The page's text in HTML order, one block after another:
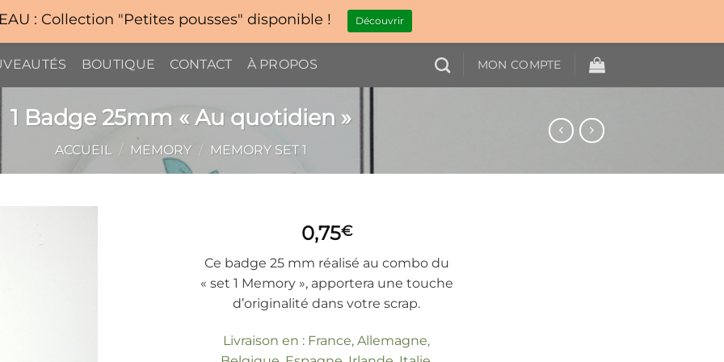
BOUTIQUE CONTACT À PROPOS MON COMPTE
1 Badge 25mm « Au quotidien »
ACCUEIL / MEMORY / MEMORY SET 1
0,75€
Ce badge 25 mm réalisé au combo du
« set 1 Memory », apportera une touche
d’originalité dans votre scrap.
Livraison en : France, Allemagne,
: Collection "Petites pousses" disponible ! Découvrir